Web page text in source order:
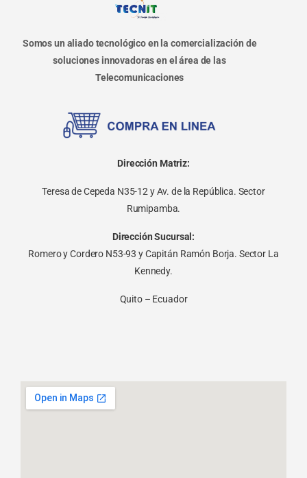
Somos un aliado tecnológico en la comercialización de
soluciones innovadoras en el área de las
Telecomunicaciones
Dirección Matriz:
Teresa de Cepeda N35-12 y Av. de la República. Sector
Rumipamba.
Dirección Sucursal:
Romero y Cordero N53-93 y Capitán Ramón Borja. Sector La
Kennedy.
Quito – Ecuador